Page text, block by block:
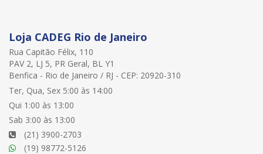
Loja CADEG Rio de Janeiro
Rua Capitão Félix, 110
PAV 2, LJ 5, PR Geral, BL Y1
Benfica - Rio de Janeiro / RJ - CEP: 20920-310
Ter, Qua, Sex 5:00 às 14:00
Qui 1:00 às 13:00
Sab 3:00 às 13:00
(21) 3900-2703
(19) 98772-5126